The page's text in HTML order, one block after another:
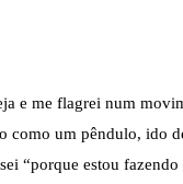
e me flagrei num
como um pêndulo, ido
“porque estou